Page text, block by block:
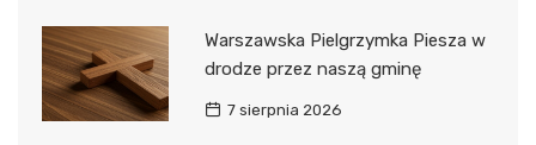
Warszawska Pielgrzymka Piesza w
drodze przez naszą gminę
7 sierpnia 2026